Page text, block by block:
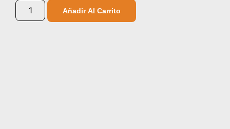
Añadir Al Carrito